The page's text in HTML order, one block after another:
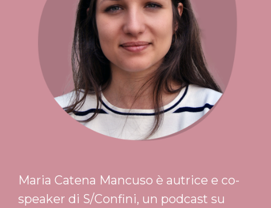
Maria Catena Mancuso è autrice e co-
speaker di S/Confini, un podcast su